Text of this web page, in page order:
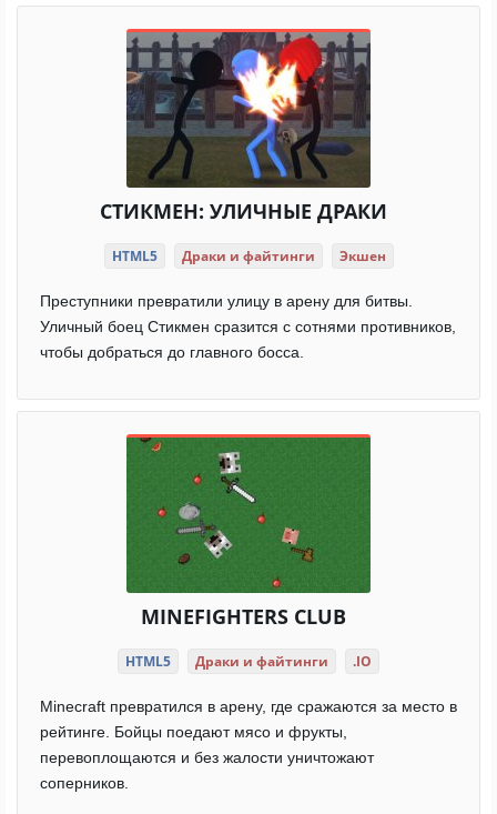
СТИКМЕН: УЛИЧНЫЕ ДРАКИ
HTML5 Драки и файтинги Экшен
Преступники превратили улицу в арену для битвы.
Уличный боец Стикмен сразится с сотнями противников,
чтобы добраться до главного босса.
MINEFIGHTERS CLUB
HTML5 Драки и файтинги .IO
Minecraft превратился в арену, где сражаются за место в
рейтинге. Бойцы поедают мясо и фрукты,
перевоплощаются и без жалости уничтожают
соперников.